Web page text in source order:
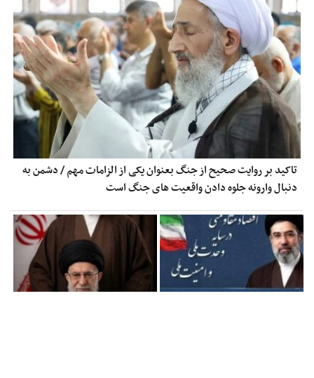
تاکید بر روایت صحیح از جنگ بعنوان یکی از الزامات مهم / دشمن به
دنبال وارونه جلوه دادن واقعیت های جنگ است